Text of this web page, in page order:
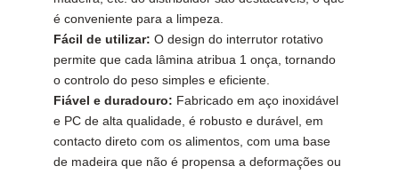
é conveniente para a limpeza.
Fácil de utilizar: O design do interrutor rotativo
permite que cada lâmina atribua 1 onça, tornando
o controlo do peso simples e eficiente.
Fiável e duradouro: Fabricado em aço inoxidável
e PC de alta qualidade, é robusto e durável, em
contacto direto com os alimentos, com uma base
de madeira que não é propensa a deformações ou